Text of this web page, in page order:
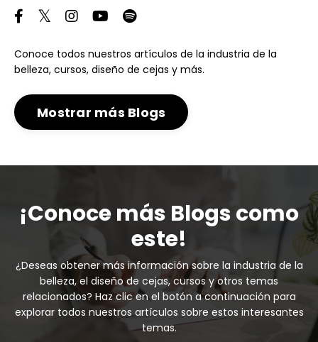
Conoce todos nuestros artículos de la industria de la
belleza, cursos, diseño de cejas y más.
Mostrar más Blogs
¡Conoce más Blogs como
este!
¿Deseas obtener más información sobre la industria de la
belleza, el diseño de cejas, cursos y otros temas
relacionados? Haz clic en el botón a continuación para
explorar todos nuestros artículos sobre estos interesantes
temas.